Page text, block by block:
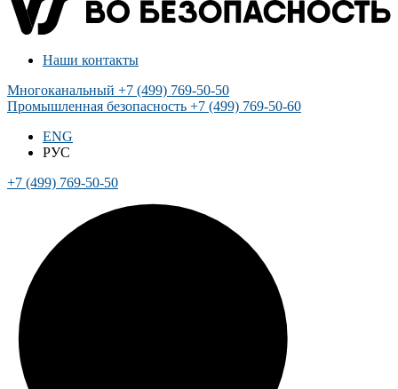
Наши контакты
Многоканальный +7 (499) 769-50-50
Промышленная безопасность +7 (499) 769-50-60
ENG
РУС
+7 (499) 769-50-50